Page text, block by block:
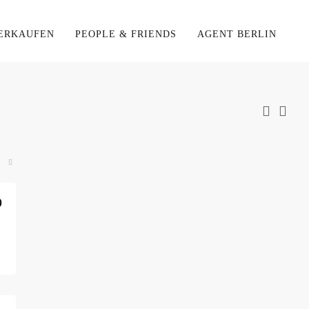
PEOPLE & FRIENDS AGENT BERLIN